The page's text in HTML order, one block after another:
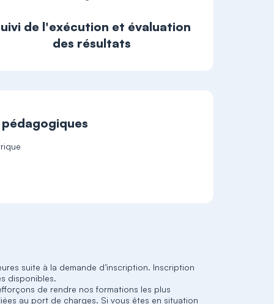
de l'exécution et évaluation
des résultats
suite à la demande d’inscription. Inscription
disponibles.
de rendre nos formations les plus
au port de charges. Si vous êtes en situation